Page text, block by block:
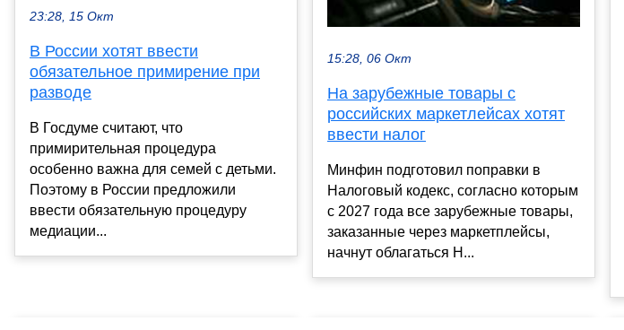
23:28, 15 Окт
В России хотят ввести
обязательное примирение при
разводе
В Госдуме считают, что
примирительная процедура
особенно важна для семей с детьми.
Поэтому в России предложили
ввести обязательную процедуру
медиации...
15:28, 06 Окт
На зарубежные товары с
российских маркетлейсах хотят
ввести налог
Минфин подготовил поправки в
Налоговый кодекс, согласно которым
с 2027 года все зарубежные товары,
заказанные через маркетплейсы,
начнут облагаться Н...